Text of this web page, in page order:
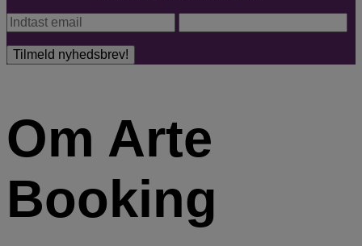
Om Arte
Booking